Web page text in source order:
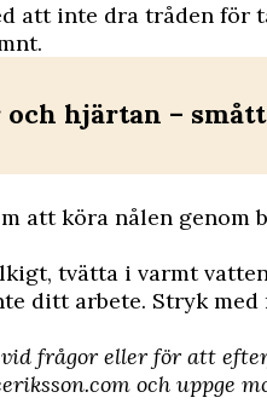
att inte dra tråden för
hjärtan –
att köra nålen genom
tvätta i varmt
ditt arbete. Stryk med
vid frågor eller för att
och uppge